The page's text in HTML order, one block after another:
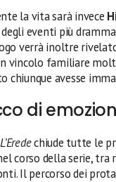
la vita sarà invece
eventi più
verrà inoltre
vincolo familiare
chiunque avesse
di
L’Eredechiude tutte le
corso della serie, tra
Il percorso dei